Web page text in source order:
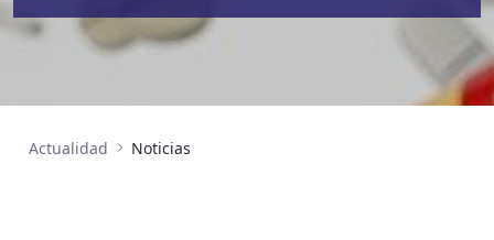
Actualidad Noticias